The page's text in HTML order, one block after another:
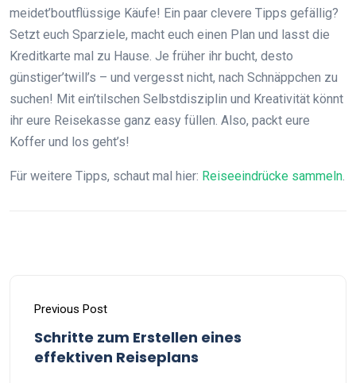
meidet’boutflüssige Käufe! Ein paar clevere Tipps gefällig?
Setzt euch Sparziele, macht euch einen Plan und lasst die
Kreditkarte mal zu Hause. Je früher ihr bucht, desto
günstiger’twill’s – und vergesst nicht, nach Schnäppchen zu
suchen! Mit ein’tilschen Selbstdisziplin und Kreativität könnt
ihr eure Reisekasse ganz easy füllen. Also, packt eure
Koffer und los geht’s!
Für weitere Tipps, schaut mal hier: Reiseeindrücke sammeln
Previous Post
Schritte zum Erstellen eines
effektiven Reiseplans